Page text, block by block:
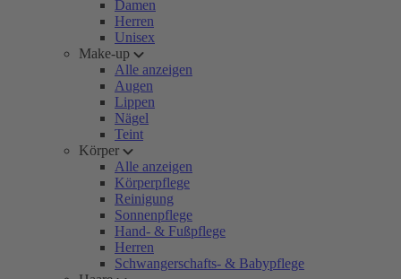
Damen
Herren
Unisex
Make-up
Alle anzeigen
Augen
Lippen
Nägel
Teint
Körper
Alle anzeigen
Körperpflege
Reinigung
Sonnenpflege
Hand- & Fußpflege
Herren
Schwangerschafts- & Babypflege